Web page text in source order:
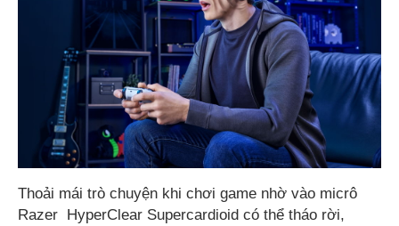
Thoải mái trò chuyện khi chơi game nhờ vào micrô
Razer HyperClear Supercardioid có thể tháo rời,